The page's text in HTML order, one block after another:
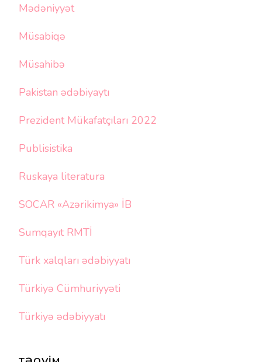
Mədəniyyət
Müsabiqə
Müsahibə
Pakistan ədəbiyaytı
Prezident Mükafatçıları 2022
Publisistika
Ruskaya literatura
SOCAR «Azərikimya» İB
Sumqayıt RMTİ
Türk xalqları ədəbiyyatı
Türkiyə Cümhuriyyəti
Türkiyə ədəbiyyatı